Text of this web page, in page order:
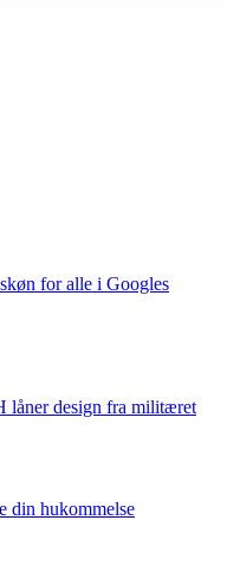
for alle i Googles
låner design fra militæret
din hukommelse